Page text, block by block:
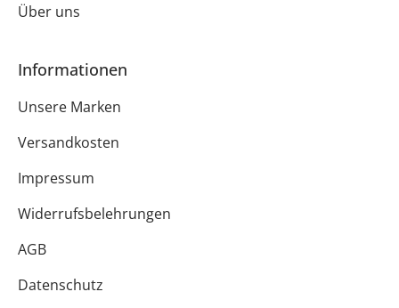
Über uns
Informationen
Unsere Marken
Versandkosten
Impressum
Widerrufsbelehrungen
AGB
Datenschutz